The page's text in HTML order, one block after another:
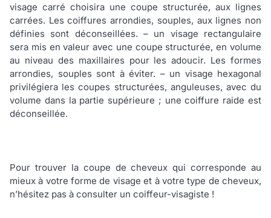
visage carré choisira une coupe structurée, aux lignes
carrées. Les coiffures arrondies, souples, aux lignes non
définies sont déconseillées. – un visage rectangulaire
sera mis en valeur avec une coupe structurée, en volume
au niveau des maxillaires pour les adoucir. Les formes
arrondies, souples sont à éviter. – un visage hexagonal
privilégiera les coupes structurées, anguleuses, avec du
volume dans la partie supérieure ; une coiffure raide est
déconseillée.
Pour trouver la coupe de cheveux qui corresponde au
mieux à votre forme de visage et à votre type de cheveux,
n’hésitez pas à consulter un coiffeur-visagiste !